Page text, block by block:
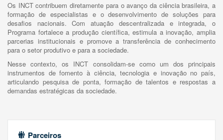
Os INCT contribuem diretamente para o avanço da ciência brasileira, a
formação de especialistas e o desenvolvimento de soluções para
desafios nacionais. Com atuação descentralizada e integrada, o
Programa fortalece a produção científica, estimula a inovação, amplia
parcerias institucionais e promove a transferência de conhecimento
para o setor produtivo e para a sociedade.
Nesse contexto, os INCT consolidam-se como um dos principais
instrumentos de fomento à ciência, tecnologia e inovação no país,
articulando pesquisa de ponta, formação de talentos e respostas a
demandas estratégicas da sociedade.
Parceiros